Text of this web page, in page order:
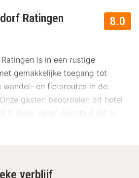
8.0
Ratingen
is in een rustige
gemakkelijke toegang tot
wandel- en fietsroutes in de
gasten beoordelen dit hotel
Boek vanaf slechts € 64 in
verblijf